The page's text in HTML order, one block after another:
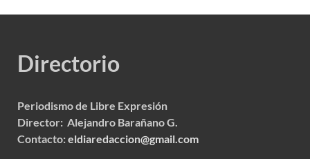
Directorio
Periodismo de Libre Expresión
Director: Alejandro Barañano G.
Contacto:eldiaredaccion@gmail.com